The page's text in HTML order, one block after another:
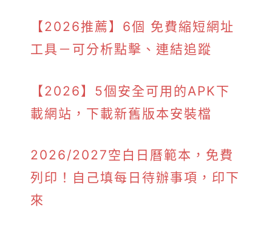
【2026推薦】6個 免費縮短網址
工具－可分析點擊、連結追蹤
【2026】5個安全可用的APK下
載網站，下載新舊版本安裝檔
2026/2027空白日曆範本，免費
列印！自己填每日待辦事項，印下
來